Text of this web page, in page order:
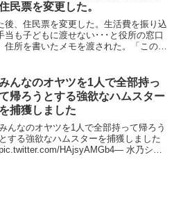
民票を変更した。
後、住民票を変更した。生活費を振り込
当も子どもに渡せない･･･と役所の窓口
所を書いたメモを渡された。「この後
んなのオヤツを1人で全部持っ
帰ろうとする強欲なハムスター
を捕獲しました
んなのオヤツを1人で全部持って帰ろう
とする強欲なハムスターを捕獲しました
HAjsyAMGb4— 水乃シロ